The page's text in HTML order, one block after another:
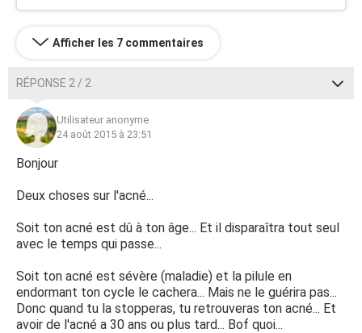
Afficher les 7 commentaires
RÉPONSE 2 / 2
Utilisateur anonyme
24 août 2015 à 23:51
Bonjour
Deux choses sur l'acné...
Soit ton acné est dû à ton âge... Et il disparaîtra tout seul
avec le temps qui passe...
Soit ton acné est sévère (maladie) et la pilule en
endormant ton cycle le cachera... Mais ne le guérira pas...
Donc quand tu la stopperas, tu retrouveras ton acné... Et
avoir de l'acné a 30 ans ou plus tard... Bof quoi...